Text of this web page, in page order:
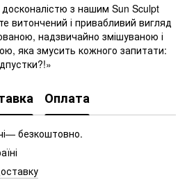
з нашим Sun Sculpt
витончений і привабливий вигляд
надзвичайно змішуваною і
яка змусить кожного запитати:
Оплата
безкоштовно.